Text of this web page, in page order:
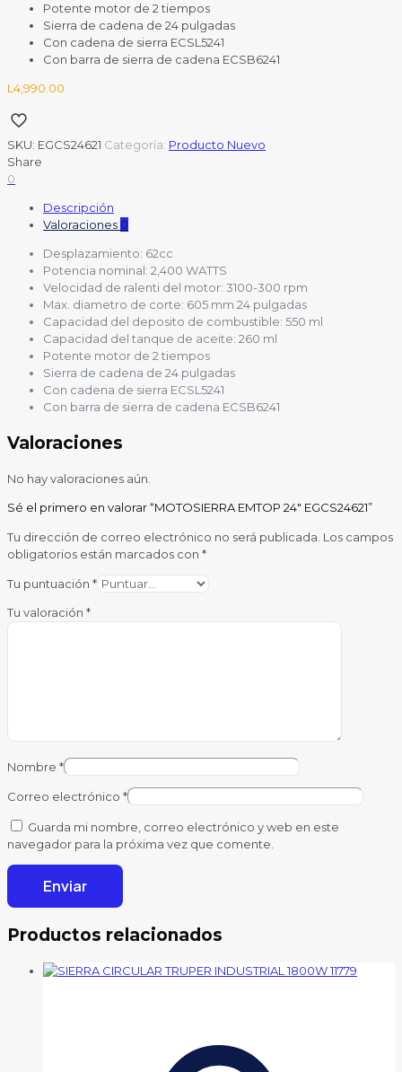
Potente motor de 2 tiempos
Sierra de cadena de 24 pulgadas
Con cadena de sierra ECSL5241
Con barra de sierra de cadena ECSB6241
L 4,990.00
SKU: EGCS24621 Categoría: Producto Nuevo
Share
0
Descripción
Valoraciones 0
Desplazamiento: 62cc
Potencia nominal: 2,400 WATTS
Velocidad de ralenti del motor: 3100-300 rpm
Max. diametro de corte: 605 mm 24 pulgadas
Capacidad del deposito de combustible: 550 ml
Capacidad del tanque de aceite: 260 ml
Potente motor de 2 tiempos
Sierra de cadena de 24 pulgadas
Con cadena de sierra ECSL5241
Con barra de sierra de cadena ECSB6241
Valoraciones
No hay valoraciones aún.
Sé el primero en valorar “MOTOSIERRA EMTOP 24″ EGCS24621”
Tu dirección de correo electrónico no será publicada. Los campos
obligatorios están marcados con *
Tu puntuación *
Tu valoración *
Nombre *
Correo electrónico *
Guarda mi nombre, correo electrónico y web en este
navegador para la próxima vez que comente.
Productos relacionados